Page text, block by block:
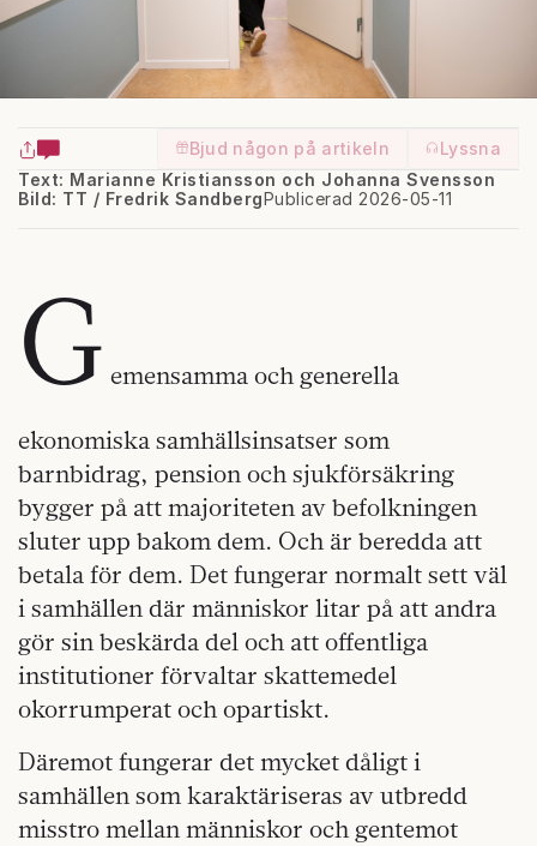
Bjud någon på artikeln
Lyssna
Text: Marianne Kristiansson och Johanna Svensson
Publicerad 2026-05-11
Bild: TT / Fredrik Sandberg
G emensamma och generella
ekonomiska samhällsinsatser som
barnbidrag, pension och sjukförsäkring
bygger på att majoriteten av befolkningen
sluter upp bakom dem. Och är beredda att
betala för dem. Det fungerar normalt sett väl
i samhällen där människor litar på att andra
gör sin beskärda del och att offentliga
institutioner förvaltar skattemedel
okorrumperat och opartiskt.
Däremot fungerar det mycket dåligt i
samhällen som karaktäriseras av utbredd
misstro mellan människor och gentemot